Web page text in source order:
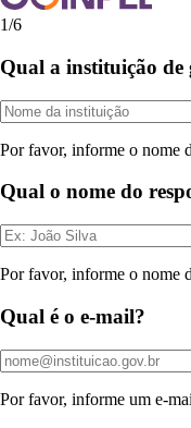
1/6
Qual a instituição de
Por favor, informe o nome
Qual o nome do
Por favor, informe o nome
Qual é o e-mail?
Por favor, informe um e-